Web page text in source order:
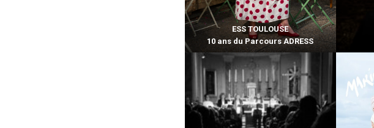
ESS TOULOUSE
10 ans du Parcours ADRESS